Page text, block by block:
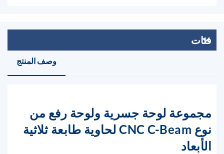
فئات
وصف المنتج
مجموعة لوحة جسرية ولوحة رفع من
نوع CNC C-Beam لحاوية طابعة ثلاثية
الأبعاد